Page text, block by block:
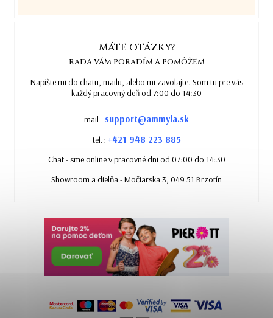
MÁTE OTÁZKY?
RADA VÁM PORADÍM A POMÔŽEM
Napíšte mi do chatu, mailu, alebo mi zavolajte. Som tu pre vás
každý pracovný deň od 7:00 do 14:30
mail - support@ammyla.sk
tel.: +421 948 223 885
Chat - sme online v pracovné dni od 07:00 do 14:30
Showroom a dielňa - Močiarska 3, 049 51 Brzotín